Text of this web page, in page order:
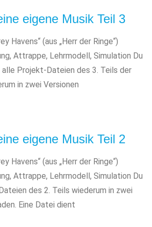
eigene Musik Teil 3
Havens“ (aus „Herr der Ringe“)
Attrappe, Lehrmodell, Simulation Du
Projekt-Dateien des 3. Teils der
in zwei Versionen
eigene Musik Teil 2
Havens“ (aus „Herr der Ringe“)
Attrappe, Lehrmodell, Simulation Du
des 2. Teils wiederum in zwei
Eine Datei dient